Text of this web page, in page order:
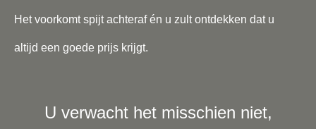
Het voorkomt spijt achteraf én u zult ontdekken dat u
altijd een goede prijs krijgt.
U verwacht het misschien niet,